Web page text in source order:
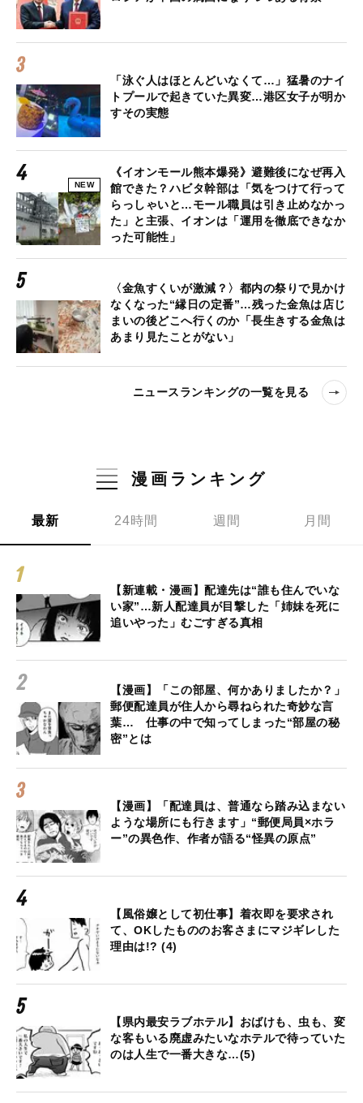
「泳ぐ人はほとんどいなくて…」猛暑のナイ
トプールで起きていた異変…港区女子が明か
すその実態
NEW
《イオンモール熊本爆発》避難後になぜ再入
館できた？ハビタ幹部は「気をつけて行って
らっしゃいと…モール職員は引き止めなかっ
た」と主張、イオンは「運用を徹底できなか
った可能性」
〈金魚すくいが激減？〉都内の祭りで見かけ
なくなった“縁日の定番”…残った金魚は店じ
まいの後どこへ行くのか「長生きする金魚は
あまり見たことがない」
ニュースランキングの一覧を見る
漫画ランキング
最新 24時間 週間 月間
【新連載・漫画】配達先は“誰も住んでいな
い家”…新人配達員が目撃した「姉妹を死に
追いやった」むごすぎる真相
【漫画】「この部屋、何かありましたか？」
郵便配達員が住人から尋ねられた奇妙な言
葉… 仕事の中で知ってしまった“部屋の秘
密”とは
【漫画】「配達員は、普通なら踏み込まない
ような場所にも行きます」“郵便局員×ホラ
ー”の異色作、作者が語る“怪異の原点”
【風俗嬢として初仕事】着衣即を要求され
て、OKしたもののお客さまにマジギレした
理由は!? (4)
【県内最安ラブホテル】おばけも、虫も、変
な客もいる廃虚みたいなホテルで待っていた
のは人生で一番大きな…(5)